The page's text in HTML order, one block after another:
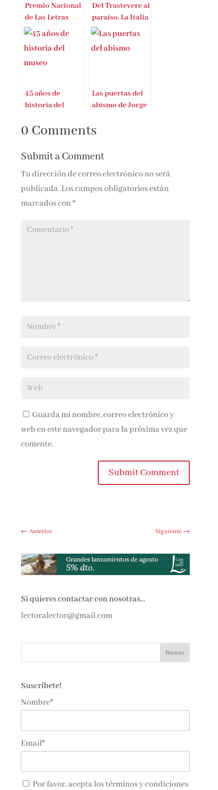
Premio Nacional
de Las Letras
2019, Bernardo
Del Trastevere al
paraíso. La Italia
de los setenta
45 años de
historia del
de Ciencias
Las puertas del
abismo de Jorge
0 Comments
Submit a Comment
Tu dirección de correo electrónico no será
publicada. Los campos obligatorios están
marcados con*
Guarda mi nombre, correo electrónico y
web en este navegador para la próxima vez que
comente.
Submit Comment
←Anterior Siguiente→
Si quieres contactar con nosotras…
lectoralector@gmail.com
Suscríbete!
Nombre*
Email*
Por favor, acepta lostérminos y condiciones